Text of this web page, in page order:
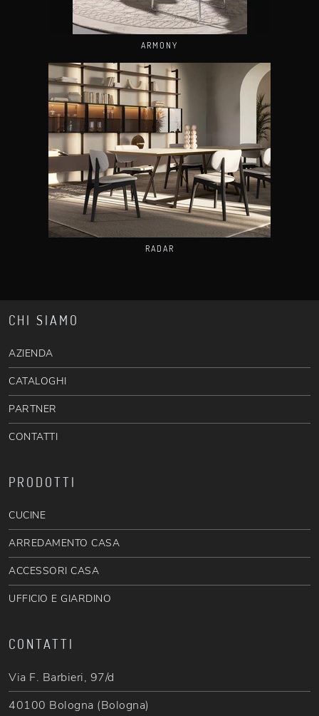
ARMONY
RADAR
CHI SIAMO
AZIENDA
CATALOGHI
PARTNER
CONTATTI
PRODOTTI
CUCINE
ARREDAMENTO CASA
ACCESSORI CASA
UFFICIO E GIARDINO
CONTATTI
Via F. Barbieri, 97/d
40100 Bologna (Bologna)